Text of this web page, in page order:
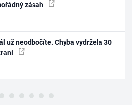
zásah
už neodbočíte. Chyba vydržela 30